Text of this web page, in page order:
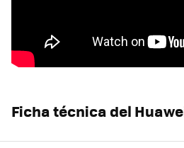
Ficha técnica del